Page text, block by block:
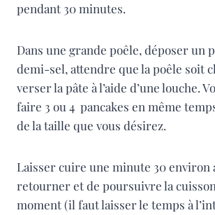
pendant 30 minutes.
Dans une grande poêle, déposer un
demi-sel, attendre que la poêle soit
verser la pâte à l’aide d’une louche.
faire 3 ou 4 pancakes en même
de la taille que vous désirez.
Laisser cuire une minute 30 environ
retourner et de poursuivre la
moment (il faut laisser le temps à